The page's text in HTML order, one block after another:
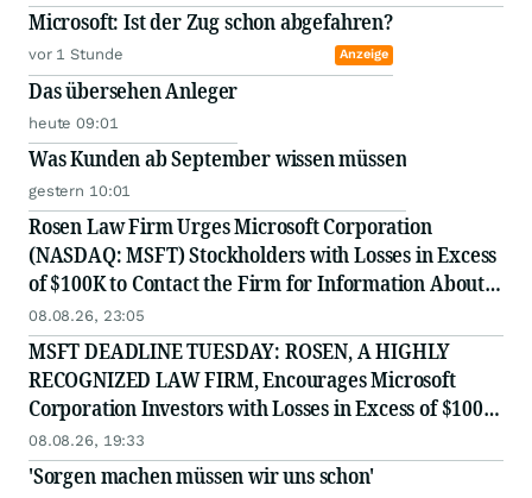
Microsoft: Ist der Zug schon abgefahren?
vor 1 Stunde Anzeige
Das übersehen Anleger
heute 09:01
Was Kunden ab September wissen müssen
gestern 10:01
Rosen Law Firm Urges Microsoft Corporation
(NASDAQ: MSFT) Stockholders with Losses in Excess
of $100K to Contact the Firm for Information About
Their Rights
08.08.26, 23:05
MSFT DEADLINE TUESDAY: ROSEN, A HIGHLY
RECOGNIZED LAW FIRM, Encourages Microsoft
Corporation Investors with Losses in Excess of $100K
to Secure Counsel Before Important August 11
Deadline in Securities Class Action - MSFT
08.08.26, 19:33
'Sorgen machen müssen wir uns schon'